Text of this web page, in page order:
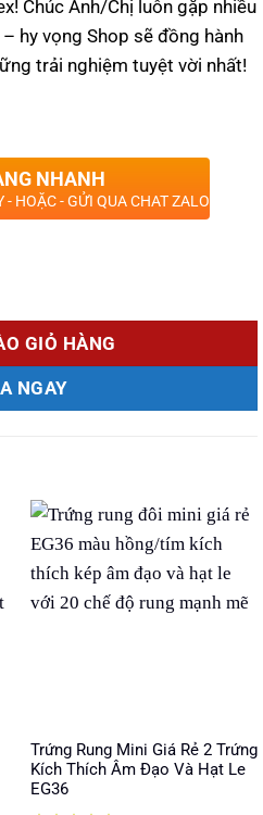
Chúc Anh/Chị luôn gặp nhiều
hy vọng Shop sẽ đồng hành
trải nghiệm tuyệt vời nhất!
NHANH
- HOẶC - GỬI QUA CHAT ZALO
GIỎ HÀNG
NGAY
Trứng Rung Mini Giá Rẻ 2 Trứng
Kích Thích Âm Đạo Và Hạt Le
EG36